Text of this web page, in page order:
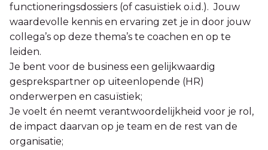
functioneringsdossiers (of casuïstiek o.i.d.). Jouw
waardevolle kennis en ervaring zet je in door jouw
collega’s op deze thema’s te coachen en op te
leiden.
Je bent voor de business een gelijkwaardig
gesprekspartner op uiteenlopende (HR)
onderwerpen en casuïstiek;
Je voelt én neemt verantwoordelijkheid voor je rol,
de impact daarvan op je team en de rest van de
organisatie;